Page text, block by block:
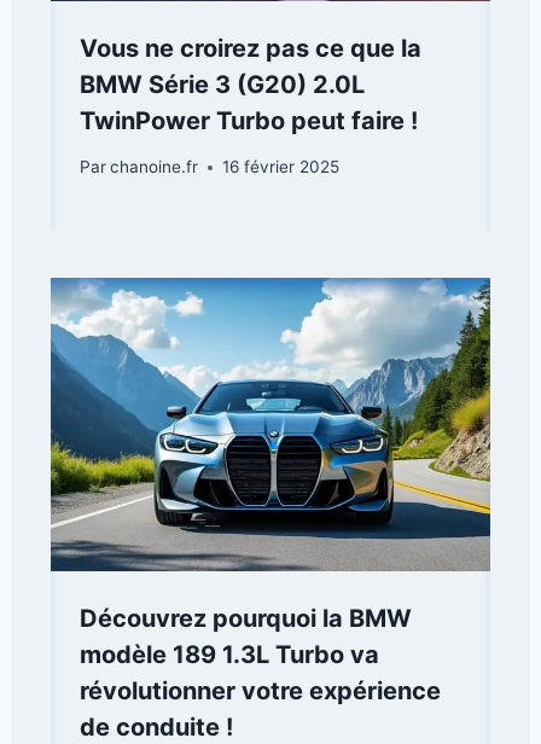
Vous ne croirez pas ce que la
BMW Série 3 (G20) 2.0L
TwinPower Turbo peut faire !
Parchanoine.fr 16 février 2025
Découvrez pourquoi la BMW
modèle 189 1.3L Turbo va
révolutionner votre expérience
de conduite !